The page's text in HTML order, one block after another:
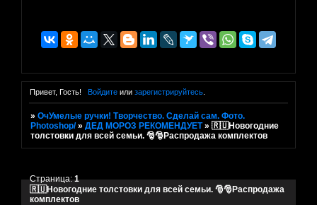
Привет, Гость! Войдитеили зарегистрируйтесь.
»ОчУмелые ручки! Творчество. Сделай сам. Фото.
Photoshop/ »ДЕД МОРОЗ РЕКОМЕНДУЕТ »🇷🇺Новогодние
толстовки для всей семьи. 🎅🎅Распродажа комплектов
🇷🇺Новогодние толстовки для всей семьи. 🎅🎅Распродажа
комплектов
Страница:1